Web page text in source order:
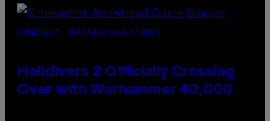
SCREENSHOT: ARROWHEAD GAME STUDIOS
Helldivers 2 Officially Crossing
Over with Warhammer 40,000